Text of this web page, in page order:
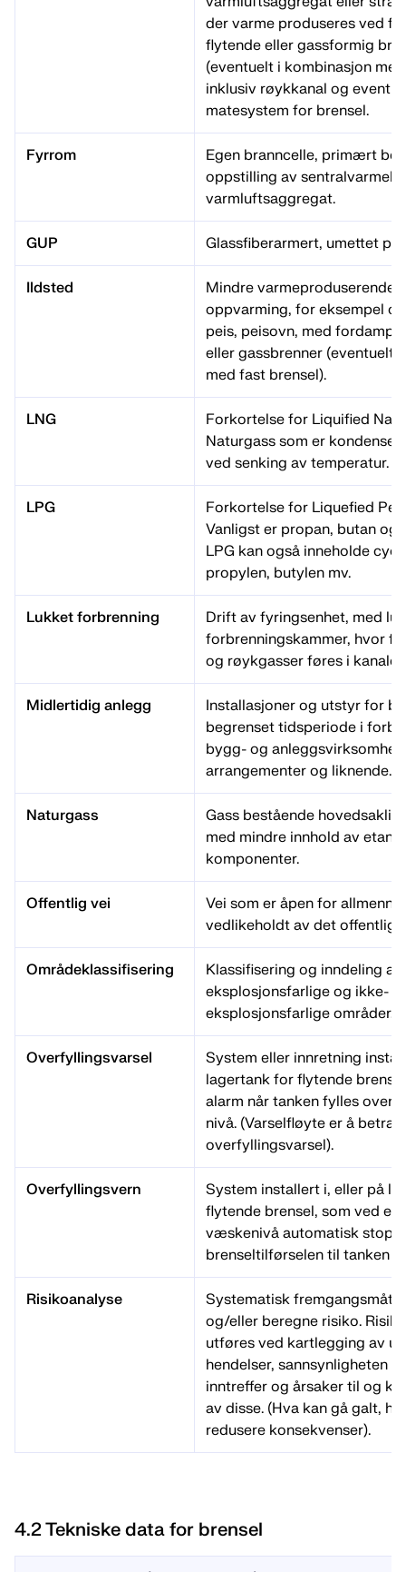
der varme produseres ved
flytende eller gassformig
(eventuelt i kombinasjon
inklusiv røykkanal og
matesystem for brensel.
Fyrrom
Egen branncelle, primært
oppstilling av
varmluftsaggregat.
GUP Glassfiberarmert, umettet
Ildsted
Mindre varmeproduserende
oppvarming, for eksempel
peis, peisovn, med
eller gassbrenner (eventuelt
med fast brensel).
LNG
Forkortelse for Liquified
Naturgass som er
ved senking av temperatur.
LPG
Forkortelse for Liquefied
Vanligst er propan, butan og
LPG kan også inneholde
propylen, butylen mv.
Lukket forbrenning
Drift av fyringsenhet, med
forbrenningskammer, hvor
og røykgasser føres i
Midlertidig anlegg
Installasjoner og utstyr for
begrenset tidsperiode i
bygg- og
arrangementer og liknende.
Naturgass
Gass bestående hovedsaklig
med mindre innhold av etan
komponenter.
Offentlig vei
Vei som er åpen for allmenn
vedlikeholdt av det offentlige.
Områdeklassifisering
Klassifisering og inndeling
eksplosjonsfarlige og ikke-
eksplosjonsfarlige områder.
Overfyllingsvarsel
System eller innretning
lagertank for flytende
alarm når tanken fylles over
nivå. (Varselfløyte er å
overfyllingsvarsel).
Overfyllingsvern
System installert i, eller på
flytende brensel, som ved et
væskenivå automatisk
brenseltilførselen til tanken
Risikoanalyse
Systematisk
og/eller beregne risiko.
utføres ved kartlegging av
hendelser, sannsynligheten
inntreffer og årsaker til og
av disse. (Hva kan gå galt,
redusere konsekvenser).
4.2 Tekniske data for brensel